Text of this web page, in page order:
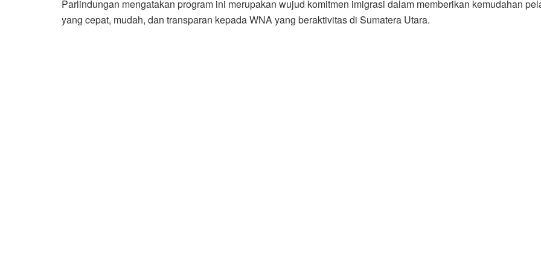
Parlindungan mengatakan program ini merupakan wujud komitmen imigrasi dalam memberikan kemudahan
yang cepat, mudah, dan transparan kepada WNA yang beraktivitas di Sumatera Utara.